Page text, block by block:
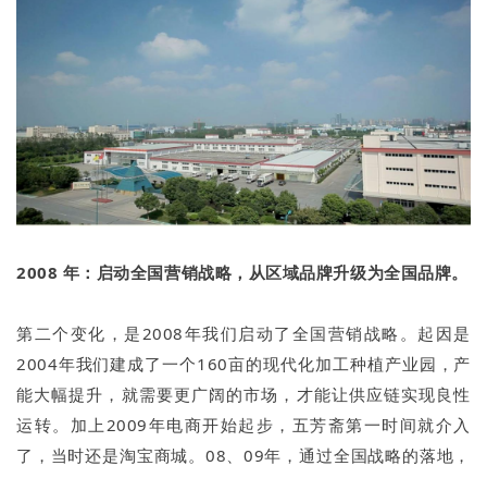
2008 年：启动全国营销战略，从区域品牌升级为全国品牌。
第二个变化，是2008年我们启动了全国营销战略。起因是
2004年我们建成了一个160亩的现代化加工种植产业园，产
能大幅提升，就需要更广阔的市场，才能让供应链实现良性
运转。加上2009年电商开始起步，五芳斋第一时间就介入
了，当时还是淘宝商城。08、09年，通过全国战略的落地，